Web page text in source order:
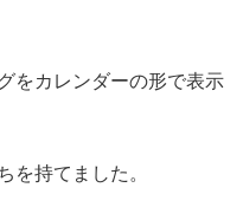
をカレンダーの形で表示
を持てました。